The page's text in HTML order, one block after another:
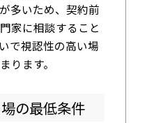
多いため、契約前
家に相談すること
で視認性の高い場
ります。
の最低条件